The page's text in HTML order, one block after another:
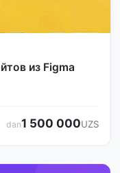
из Figma
dan1 500 000UZS